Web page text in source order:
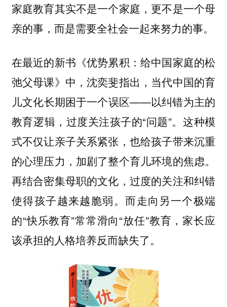
家庭教育其实不是一个家庭，更不是一个母
亲的事，而是需要全社会一起来努力的事。
在最近的新书《优势累积：给中国家庭的松
弛父母课》中，沈奕斐指出，当代中国的育
儿文化长期困于一个误区——以纠错为主的
教育逻辑，过度关注孩子的“问题”。这种模
式不仅让亲子关系紧张，也给孩子带来沉重
的心理压力，加剧了整个育儿环境的焦虑。
再结合密集母职的文化，过度的关注和纠错
使得孩子越来越脆弱。而走向另一个极端
的“快乐教育”常常滑向“放任”教育，家长应
该承担的人格培养反而缺失了。